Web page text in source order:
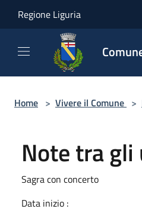
Regione Liguria
Home > Vivere il Comune >
Note tra gli
Sagra con concerto
Data inizio :